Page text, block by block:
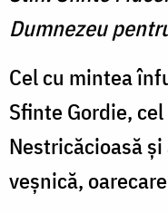
Dumnezeu
Cel cu mintea
Sfinte Gordie,
Nestricăcioasă
veşnică,